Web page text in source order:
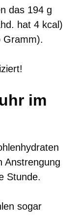
das 194 g
hat 4 kcal)
Gramm).
im
Anstrengung
Stunde.
sogar